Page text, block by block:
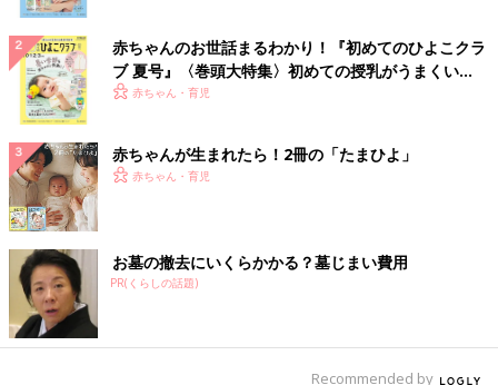
赤ちゃんのお世話まるわかり！『初めてのひよこクラ
ブ 夏号』〈巻頭大特集〉初めての授乳がうまくい
く！ おっぱい・ミルクの基本と夏のトラブル 解決テ
赤ちゃん・育児
赤ちゃんが生まれたら！2冊の「たまひよ」
赤ちゃん・育児
お墓の撤去にいくらかかる？墓じまい費用
PR(くらしの話題)
Recommended by